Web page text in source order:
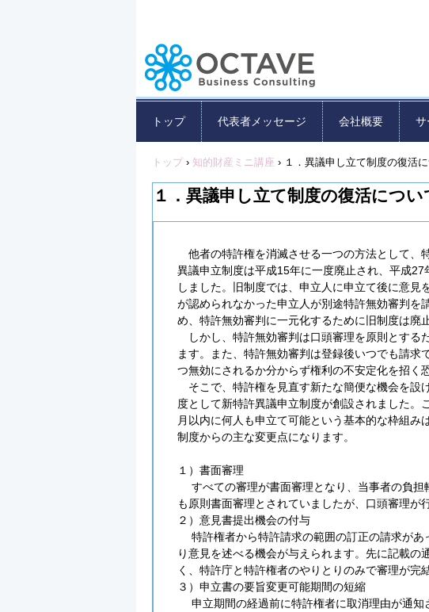
トップ 代表者メッセージ 会社概要 サ
トップ › 知的財産ミニ講座 › １．異議申し立て制度の復活
１．異議申し立て制度の復活につい
他者の特許権を消滅させる一つの方法として、
異議申立制度は平成15年に一度廃止され、平成
しました。旧制度では、申立人に申立て後に意見
が認められなかった申立人が別途特許無効審判を
め、特許無効審判に一元化するために旧制度は廃
しかし、特許無効審判は口頭審理を原則とする
ます。また、特許無効審判は登録後いつでも請求
つ無効にされるか分からず権利の不安定化を招く
そこで、特許権を見直す新たな簡便な機会を設
度として新特許異議申立制度が創設されました。
月以内に何人も申立て可能という基本的な枠組み
制度からの主な変更点になります。
１）書面審理
すべての審理が書面審理となり、当事者の負担
も原則書面審理とされていましたが、口頭審理が
２）意見書提出機会の付与
特許権者から特許請求の範囲の訂正の請求があ
り意見を述べる機会が与えられます。先に記載の
く、特許庁と特許権者のやりとりのみで審理が完
３）申立書の要旨変更可能期間の短縮
申立期間の経過前に特許権者に取消理由が通知